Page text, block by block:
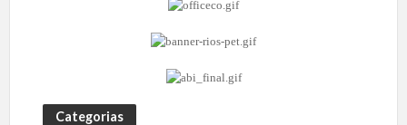
Categorias